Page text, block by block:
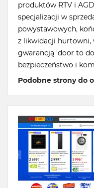
produktów RTV i
specjalizacji w
powystawowych,
z likwidacji hurtowni,
gwarancją 'door to
bezpieczeństwo i
Podobne strony do